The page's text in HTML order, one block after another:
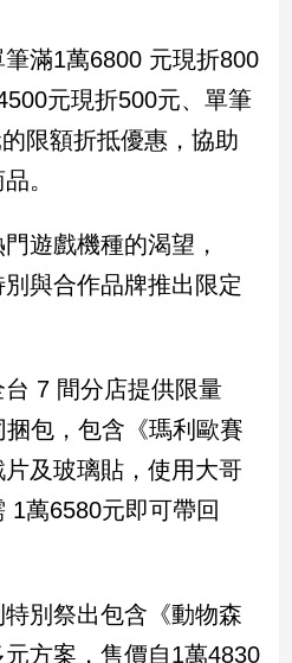
滿1萬6800 元現折800
元現折500元、單筆
限額折抵優惠，協助
。
遊戲機種的渴望，
別與合作品牌推出限定
7 間分店提供限量
包，包含《瑪利歐賽
及玻璃貼，使用大哥
1萬6580元即可帶回
特別祭出包含《動物森
方案，售價自1萬4830